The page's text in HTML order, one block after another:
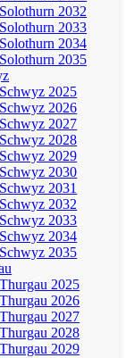
Solothurn 2032
Solothurn 2033
Solothurn 2034
Solothurn 2035
Schwyz 2025
Schwyz 2026
Schwyz 2027
Schwyz 2028
Schwyz 2029
Schwyz 2030
Schwyz 2031
Schwyz 2032
Schwyz 2033
Schwyz 2034
Schwyz 2035
Thurgau 2025
Thurgau 2026
Thurgau 2027
Thurgau 2028
Thurgau 2029